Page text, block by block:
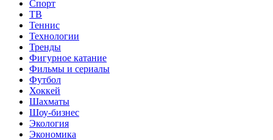
Спорт
ТВ
Теннис
Технологии
Тренды
Фигурное катание
Фильмы и сериалы
Футбол
Хоккей
Шахматы
Шоу-бизнес
Экология
Экономика